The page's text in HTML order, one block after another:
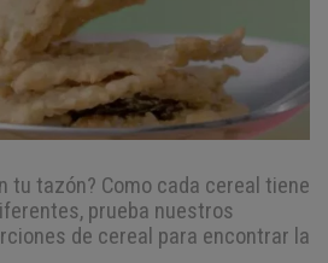
tu tazón? Como cada cereal tiene
prueba nuestros
de cereal para encontrar la